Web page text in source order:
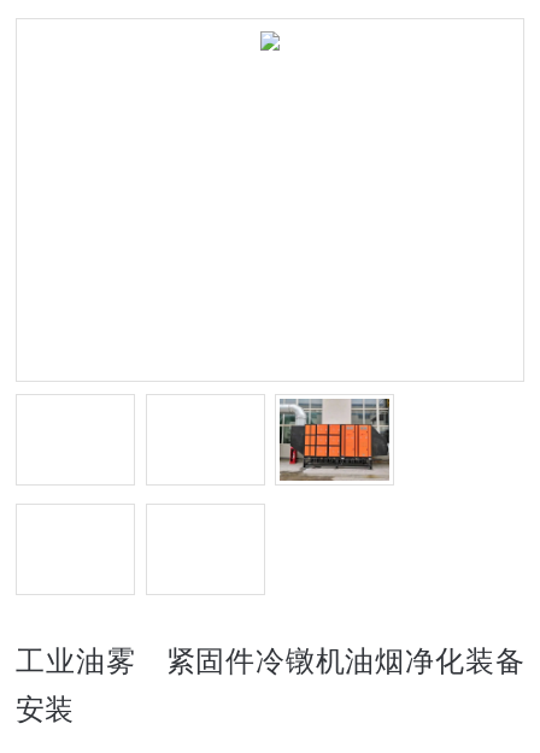
工业油雾 紧固件冷镦机油烟净化装备
安装